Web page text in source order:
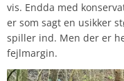
vis. Endda med
er som sagt en usikker
spiller ind. Men der er
fejlmargin.